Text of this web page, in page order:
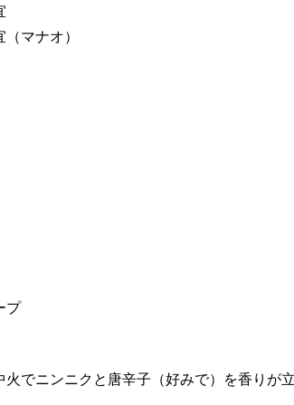
マナオ）
プ
でニンニクと唐辛子（好みで）を香りが